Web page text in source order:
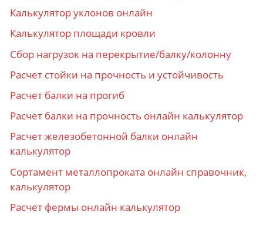
Калькулятор уклонов онлайн
Калькулятор площади кровли
Сбор нагрузок на перекрытие/балку/колонну
Расчет стойки на прочность и устойчивость
Расчет балки на прогиб
Расчет балки на прочность онлайн калькулятор
Расчет железобетонной балки онлайн
калькулятор
Сортамент металлопроката онлайн справочник,
калькулятор
Расчет фермы онлайн калькулятор